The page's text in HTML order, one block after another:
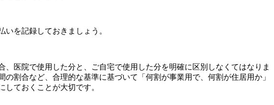
を記録しておきましょう。
医院で使用した分と、ご自宅で使用した分を明確に区別しなくてはなりま
の割合など、合理的な基準に基づいて「何割が事業用で、何割が住居用か」
ておくことが大切です。